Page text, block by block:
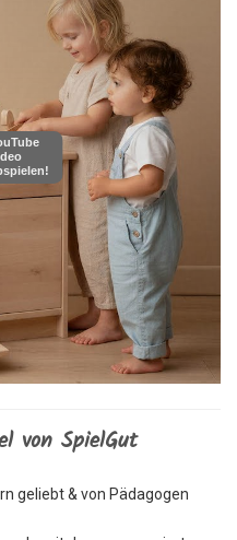
von SpielGut
geliebt & von Pädagogen